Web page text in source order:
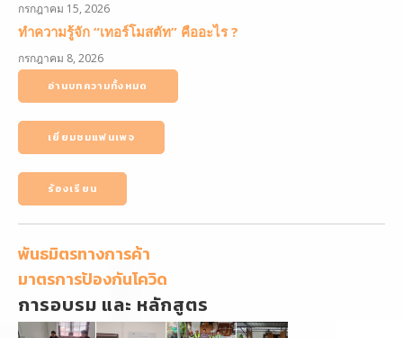
กรกฎาคม 15, 2026
ทำความรู้จัก “เทอร์โมสตัท” คืออะไร ?
กรกฎาคม 8, 2026
อ่านบทความทั้งหมด
เยี่ยมชมแฟนเพจ
ร้องเรียน
พันธมิตรทางการค้า
มาตรการป้องกันโควิด
การอบรม และ หลักสูตร